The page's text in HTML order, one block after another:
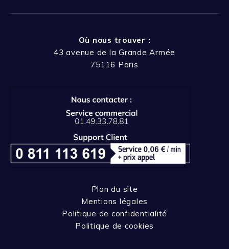
Où nous trouver :
43 avenue de la Grande Armée
75116 Paris
Plan du site
Mentions légales
Politique de confidentialité
Politique de cookies